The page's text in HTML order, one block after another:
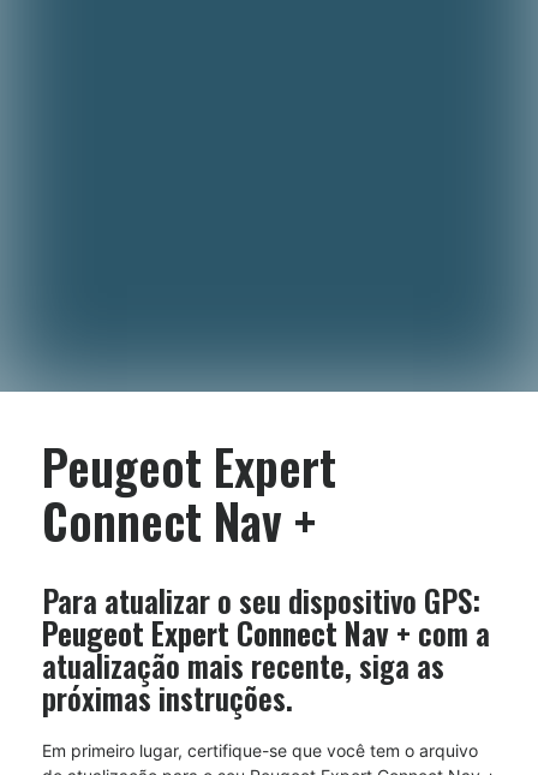
Peugeot Expert
Connect Nav +
Para atualizar o seu dispositivo GPS:
Peugeot Expert Connect Nav + com a
atualização mais recente, siga as
próximas instruções.
Em primeiro lugar, certifique-se que você tem o arquivo